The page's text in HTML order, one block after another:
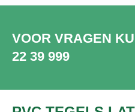
VOOR VRAGEN
22 39 999